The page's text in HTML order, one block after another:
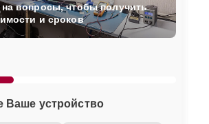
Ваше устройство
на вопросы, чтобы получить
и сроков